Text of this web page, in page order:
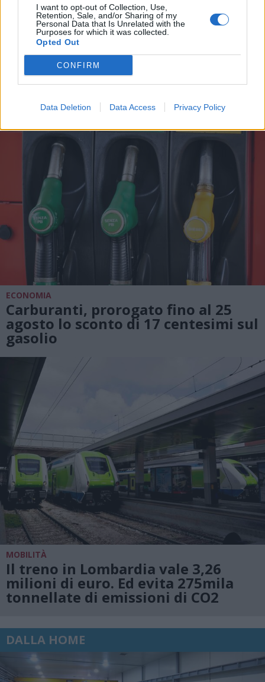
I want to opt-out of Collection, Use,
Retention, Sale, and/or Sharing of my
Personal Data that Is Unrelated with the
Purposes for which it was collected.
Opted Out
CONFIRM
Data Deletion Data Access Privacy Policy
MILANO
Fibromialgia, la Lombardia avvia
un progetto pilota per la presa in
carico integrata dei pazienti
ECONOMIA
Carburanti, prorogato fino al 25
agosto lo sconto di 17 centesimi sul
gasolio
MOBILITÀ
Il treno in Lombardia vale 3,26
milioni di euro. Ed evita 275mila
tonnellate di emissioni di CO2
DALLA HOME